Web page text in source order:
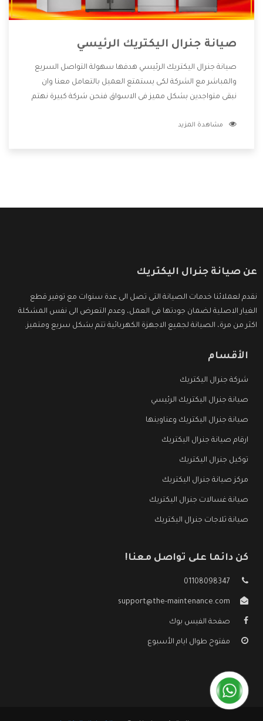
صيانة جنرال اليكتريك الرئيسي
صيانة جنرال اليكتريك الرئيسي هدفها سهولة التواصل السريع
والمباشر مع الشركة لكى يستمتع العميل بالتعامل معنا وان
نبقى متواجدين بشكل مميز فى الاسواق فنحن شركة كبيرة نهتم
الشركة بها والتى تكون منها خدمة الصيانة التى تكون من أهم
مشاهدة المزيد
عن صيانة جنرال اليكتريك
نقدم لعملائنا خدمات الصيانة التى تصل الى عدة سنوات مع توفير قطع
الغيار الاصلية لضمان جودتها فى العمل، وعدم التعرض الى نفس المشكلة
اكثر من مرة، الصيانة لجميع الاجهزة الكهربائية تتم بشكل سريع ومتميز.
الأقسام
شركة جنرال اليكتريك
صيانة جنرال اليكتريك الرئيسي
صيانة جنرال اليكتريك وعناوينها
ارقام صيانة جنرال اليكتريك
توكيل جنرال اليكتريك
مركز صيانة جنرال اليكتريك
صيانة غسالات جنرال اليكتريك
صيانة ثلاجات جنرال اليكتريك
كن دائما على تواصل معنا!
01108098347
support@the-maintenance.com
صفحة الفيس بوك
مفتوح طوال ايام الأسبوع